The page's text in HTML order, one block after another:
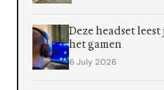
Deze headset
het gamen
6 July 2026